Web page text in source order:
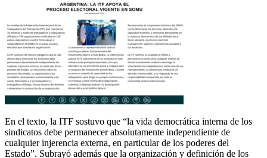
En el texto, la ITF sostuvo que “la vida democrática interna de los
sindicatos debe permanecer absolutamente independiente de
cualquier injerencia externa, en particular de los poderes del
Estado”. Subrayó además que la organización y definición de los